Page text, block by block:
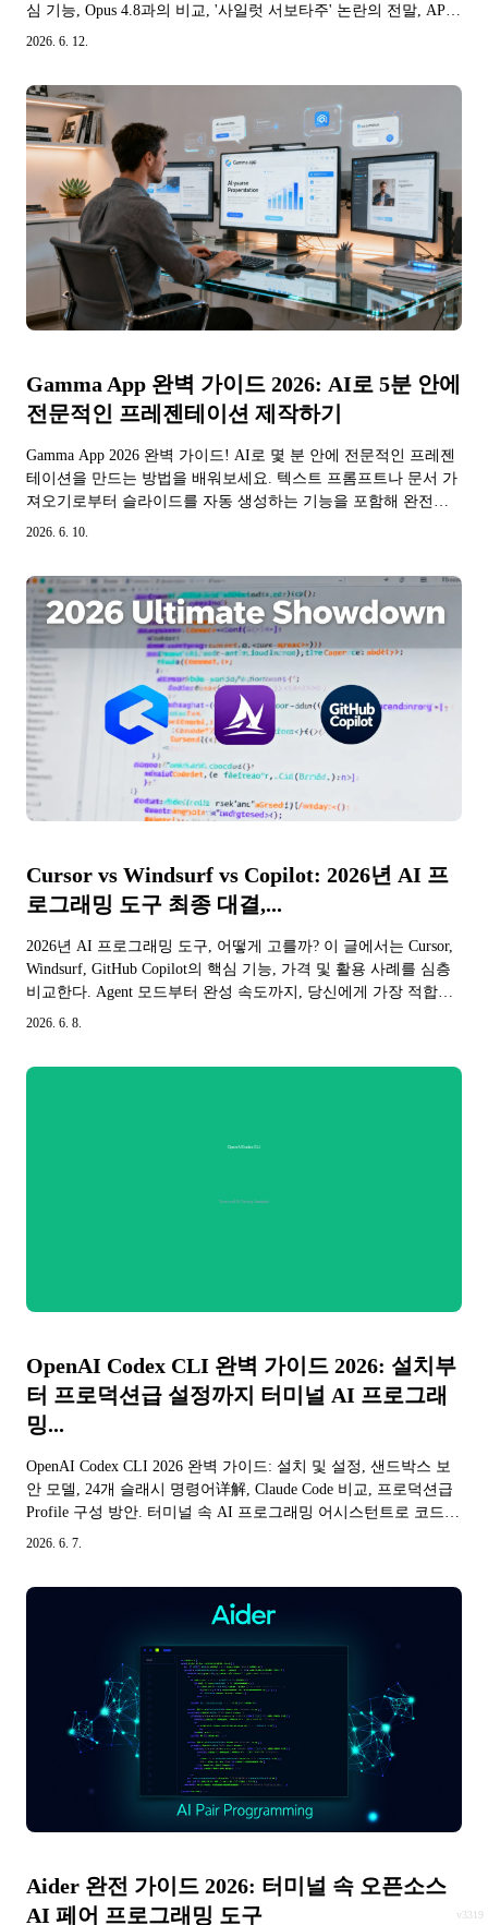
심 기능, Opus 4.8과의 비교, '사일럿 서보타주' 논란의 전말, API
및 Claude Code 사용 방법을 심층 분석합니다.
2026. 6. 12.
Gamma App 완벽 가이드 2026: AI로 5분 안에
전문적인 프레젠테이션 제작하기
Gamma App 2026 완벽 가이드! AI로 몇 분 안에 전문적인 프레젠
테이션을 만드는 방법을 배워보세요. 텍스트 프롬프트나 문서 가
져오기로부터 슬라이드를 자동 생성하는 기능을 포함해 완전한
튜토리얼, 가격 비교 및 개발자 실전 사례를 제공합니다.
2026. 6. 10.
Cursor vs Windsurf vs Copilot: 2026년 AI 프
로그래밍 도구 최종 대결,...
2026년 AI 프로그래밍 도구, 어떻게 고를까? 이 글에서는 Cursor,
Windsurf, GitHub Copilot의 핵심 기능, 가격 및 활용 사례를 심층
비교한다. Agent 모드부터 완성 속도까지, 당신에게 가장 적합한
AI 개발 파트너를 찾아보자.
2026. 6. 8.
OpenAI Codex CLI 완벽 가이드 2026: 설치부
터 프로덕션급 설정까지 터미널 AI 프로그래
밍...
OpenAI Codex CLI 2026 완벽 가이드: 설치 및 설정, 샌드박스 보
안 모델, 24개 슬래시 명령어详解, Claude Code 비교, 프로덕션급
Profile 구성 방안. 터미널 속 AI 프로그래밍 어시스턴트로 코드
생성 효율을 10배 향상시키세요.
2026. 6. 7.
Aider 완전 가이드 2026: 터미널 속 오픈소스
AI 페어 프로그래밍 도구
v3319